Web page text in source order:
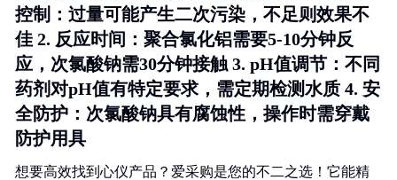
控制 ：过量可能产生二次污染，不足则效果不
佳 2. 反应时间 ：聚合氯化铝需要5-10分钟反
应，次氯酸钠需30分钟接触 3. pH值调节 ：不同
药剂对pH值有特定要求，需定期检测水质 4. 安
全防护 ：次氯酸钠具有腐蚀性，操作时需穿戴
防护用具
想要高效找到心仪产品？爱采购是您的不二之选！它能精